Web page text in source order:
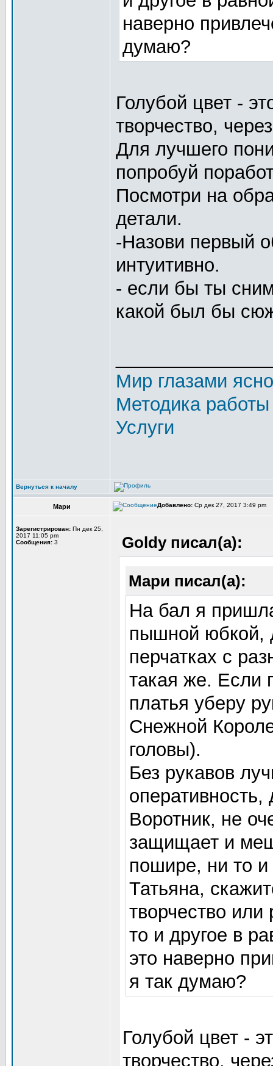
наверно
думаю?
Голубой цвет -
творчество,
Для лучшего
попробуй
Посмотри на
детали.
-Назови первый
интуитивно.
- если бы ты
какой был бы
Мир глазами
Методика
Услуги
Вернуться к началу
Мари Добавлено: Ср дек 27, 2017 3:49 pm
Зарегистрирован: Пн дек 25,
2017 11:05 pm
Сообщения: 3 Goldy писал(а):
Мари писал(а):
На бал я
пышной юбкой,
перчатках с
такая же. Если
платья уберу
Снежной
головы).
Без рукавов
оперативность,
Воротник, не
защищает и
пошире, ни то и
Татьяна,
творчество
то и другое в
это наверно
я так думаю?
Голубой цвет -
творчество,